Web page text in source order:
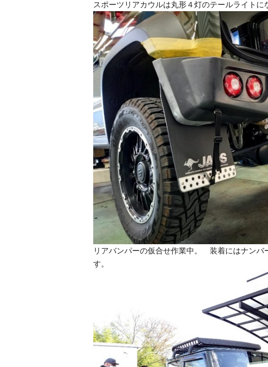
スポーツリアカウルは丸形４灯のテールライトに
リアバンパーの仮合せ作業中。 装着にはナンバ
す。